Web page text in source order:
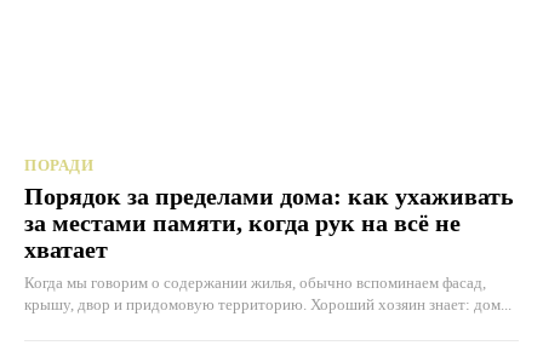
ПОРАДИ
Порядок за пределами дома: как ухаживать
за местами памяти, когда рук на всё не
хватает
Когда мы говорим о содержании жилья, обычно вспоминаем фасад,
крышу, двор и придомовую территорию. Хороший хозяин знает: дом...